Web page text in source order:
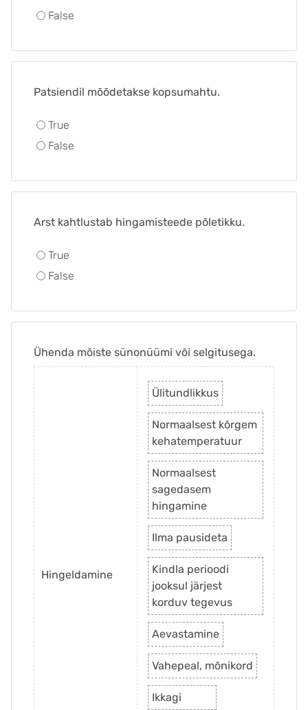
False
Patsiendil mõõdetakse kopsumahtu.
True
False
Arst kahtlustab hingamisteede põletikku.
True
False
Ühenda mõiste sünonüümi või selgitusega.
Hingeldamine
Ülitundlikkus
Normaalsest kõrgem
kehatemperatuur
Normaalsest
sagedasem
hingamine
Ilma pausideta
Kindla perioodi
jooksul järjest
korduv tegevus
Aevastamine
Vahepeal, mõnikord
Ikkagi